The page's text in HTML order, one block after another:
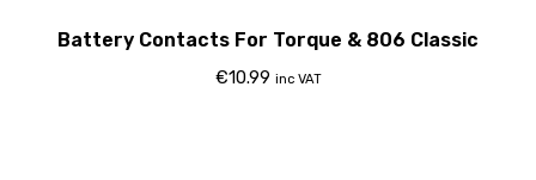
Battery Contacts For Torque & 806 Classic
€10.99 inc VAT